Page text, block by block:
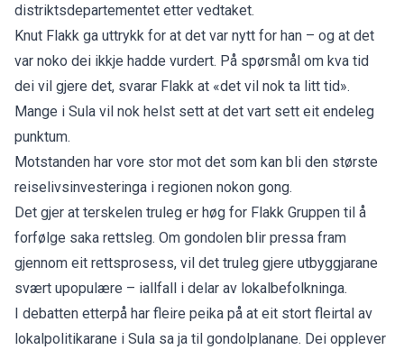
distriktsdepartementet etter vedtaket.
Knut Flakk ga uttrykk for at det var nytt for han – og at det
var noko dei ikkje hadde vurdert. På spørsmål om kva tid
dei vil gjere det, svarar Flakk at «det vil nok ta litt tid».
Mange i Sula vil nok helst sett at det vart sett eit endeleg
punktum.
Motstanden har vore stor mot det som kan bli den største
reiselivsinvesteringa i regionen nokon gong.
Det gjer at terskelen truleg er høg for Flakk Gruppen til å
forfølge saka rettsleg. Om gondolen blir pressa fram
gjennom eit rettsprosess, vil det truleg gjere utbyggjarane
svært upopulære – iallfall i delar av lokalbefolkninga.
I debatten etterpå har fleire peika på at eit stort fleirtal av
lokalpolitikarane i Sula sa ja til gondolplanane. Dei opplever